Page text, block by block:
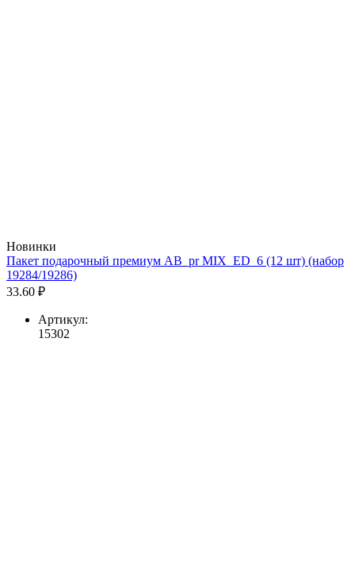
Новинки
Пакет подарочный премиум AB_pr MIX_ED_6 (12 шт) (набор
19284/19286)
33.60 ₽
Артикул:
15302